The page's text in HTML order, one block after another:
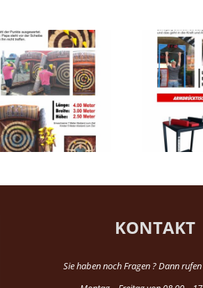
Hang Man – Häng Dich Reich /
Armdrücktisch Profi
KONTAKT
Sie haben noch Fragen ? Dann